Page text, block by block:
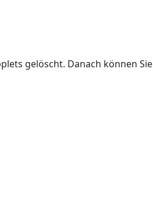
gelöscht. Danach können Sie